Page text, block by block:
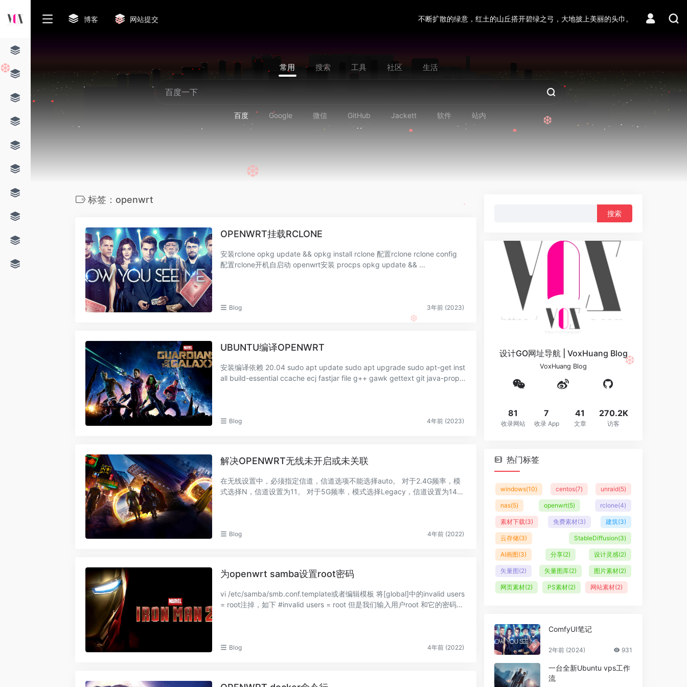
博客 网站提交 不断扩散的绿意，红土的山丘搭开碧绿之弓，大地披上美丽的头巾。
常用 搜索 工具 社区 生活
百度 Google 微信 GitHub Jackett 软件 站内
标签：openwrt
OPENWRT挂载RCLONE
安装rclone opkg update && opkg install rclone 配置rclone rclone config
配置rclone开机自启动 openwrt安装 procps opkg update && ...
Blog 3年前 (2023)
UBUNTU编译OPENWRT
安装编译依赖 20.04 sudo apt update sudo apt upgrade sudo apt-get inst
all build-essential ccache ecj fastjar file g++ gawk gettext git java-propo
Blog 4年前 (2023)
解决OPENWRT无线未开启或未关联
在无线设置中，必须指定信道，信道选项不能选择auto。 对于2.4G频率，模
式选择N，信道设置为11。 对于5G频率，模式选择Legacy，信道设置为14
Blog 4年前 (2022)
为openwrt samba设置root密码
vi /etc/samba/smb.conf.template或者编辑模板 将[global]中的invalid users
= root注掉，如下 #invalid users = root 但是我们输入用户root 和它的密码...
Blog 4年前 (2022)
设计GO网址导航 | VoxHuang Blog
VoxHuang Blog
81
收录网站
7
收录 App
41
文章
270.2K
访客
热门标签
windows(10) centos(7) unraid(5)
nas(5) openwrt(5) rclone(4)
素材下载(3) 免费素材(3) 建筑(3)
云存储(3) StableDiffusion(3)
AI画图(3) 分享(2) 设计灵感(2)
矢量图(2) 矢量图库(2) 图片素材(2)
网页素材(2) PS素材(2) 网站素材(2)
ComfyUI笔记
2年前 (2024) 931
一台全新Ubuntu vps工作
流
❆